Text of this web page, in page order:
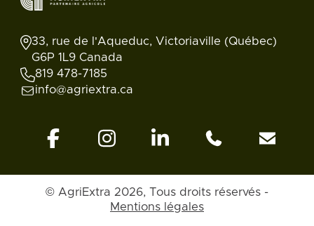
33, rue de l'Aqueduc, Victoriaville (Québec)
G6P 1L9 Canada
819 478-7185
info@agriextra.ca
© AgriExtra 2026, Tous droits réservés -
Mentions légales